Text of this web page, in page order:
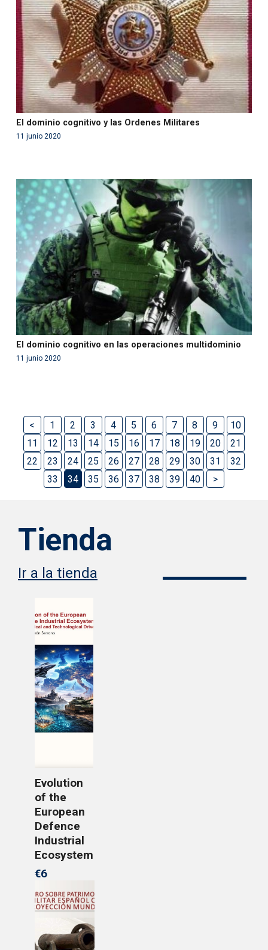
content/themes/fundcami/page-publicaciones.php
on line99
El dominio cognitivo y las Ordenes Militares
11 junio 2020
Warning : Use of undefined constant php - assumed
'php' (this will throw an Error in a future version of PHP)
in
/var/www/acami.es/wp-
content/themes/fundcami/page-publicaciones.php
on line99
El dominio cognitivo en las operaciones multidominio
11 junio 2020
< 1 2 3 4 5 6 7 8 9
10
11
12 13 14 15 16 17 18 19 20
21
22
23 24 25 26 27 28 29 30 31
32
33
34 35 36 37 38 39 40 >
Tienda
Ir a la tienda
Evolution
of the
European
Defence
Industrial
Ecosystem
€6